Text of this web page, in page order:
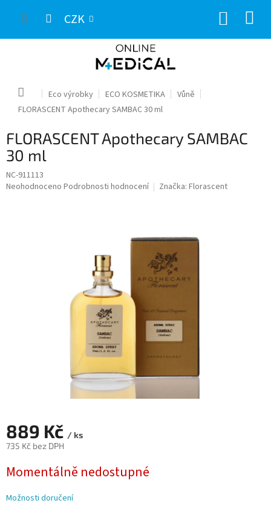
CZK
Domů Eco výrobky ECO KOSMETIKA
Vůně
FLORASCENT Apothecary SAMBAC 30 ml
FLORASCENT Apothecary SAMBAC
30 ml
NC-911113
Průměrné
Neohodnoceno Podrobnosti hodnocení Značka: Florascent
889 Kč / ks
735 Kč bez DPH
cena:
Momentálně nedostupné
Možnosti doručení